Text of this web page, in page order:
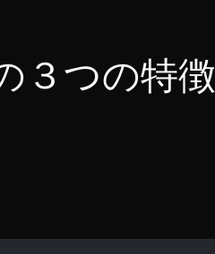
３つの特徴